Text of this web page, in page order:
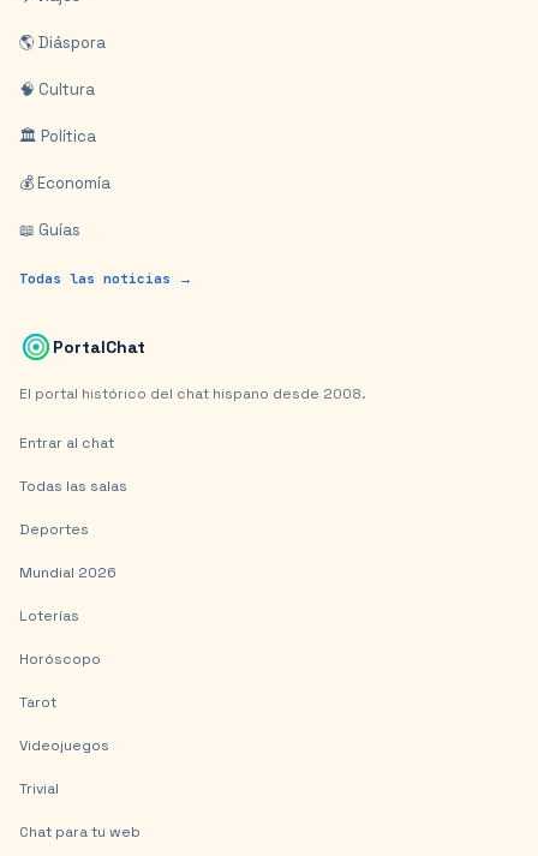
🌎 Diáspora
🧠 Cultura
🏛️ Política
💰 Economía
📖 Guías
Todas las noticias →
PortalChat
El portal histórico del chat hispano desde 2008.
Entrar al chat
Todas las salas
Deportes
Mundial 2026
Loterías
Horóscopo
Tarot
Videojuegos
Trivial
Chat para tu web